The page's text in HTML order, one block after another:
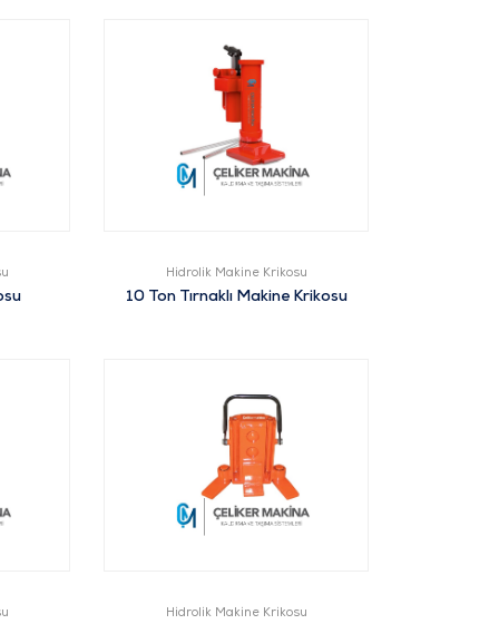
Hidrolik Makine Krikosu
10 Ton Tırnaklı Makine Krikosu
Hidrolik Makine Krikosu